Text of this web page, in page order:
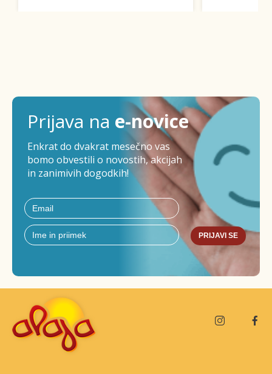
Prijava na e-novice
Enkrat do dvakrat mesečno vas
bomo obvestili o novostih, akcijah
in zanimivih dogodkih!
PRIJAVI SE